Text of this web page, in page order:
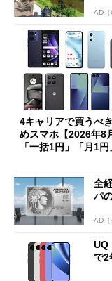
AD（
4キャリアで買うべ
めスマホ【2026年8
「一括1円」「月1
全
パ
AD（
UQ
で2